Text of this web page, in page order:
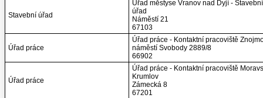
Stavební úřad
Úřad městyse Vranov nad Dyjí - Stavební
úřad
Náměstí 21
67103
Úřad práce
Úřad práce - Kontaktní pracoviště
náměstí Svobody 2889/8
66902
Úřad práce
Úřad práce - Kontaktní pracoviště
Krumlov
Zámecká 8
67201